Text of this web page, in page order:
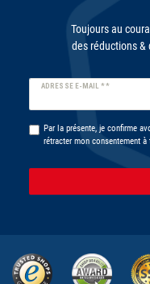
Toujours au
des réductions &
ADRESSE E-MAIL **
Par la présente, je confirme
rétracter mon consentement